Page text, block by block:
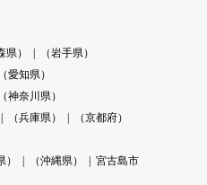
県）
（岩手県）
（愛知県）
（神奈川県）
（兵庫県）
（京都府）
） （沖縄県） 宮古島市